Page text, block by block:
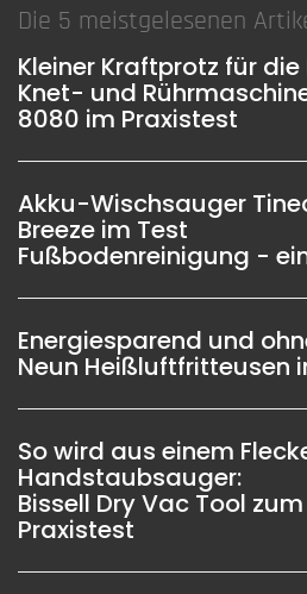
Die 5 meistgelesenen
Kleiner Kraftprotz für die
Knet- und
8080 im Praxistest
Akku-Wischsauger
Breeze im Test
Fußbodenreinigung -
Energiesparend und
Neun Heißluftfritteusen
So wird aus einem
Handstaubsauger:
Bissell Dry Vac Tool
Praxistest